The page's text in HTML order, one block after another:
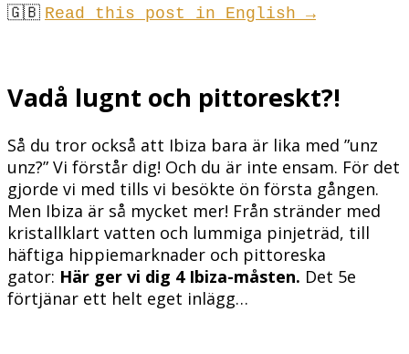
🇬🇧 Read this post in English →
Vadå lugnt och pittoreskt?!
Så du tror också att Ibiza bara är lika med ”unz
unz?” Vi förstår dig! Och du är inte ensam. För det
gjorde vi med tills vi besökte ön första gången.
Men Ibiza är så mycket mer! Från stränder med
kristallklart vatten och lummiga pinjeträd, till
häftiga hippiemarknader och pittoreska
gator: Här ger vi dig 4 Ibiza-måsten. Det 5e
förtjänar ett helt eget inlägg…